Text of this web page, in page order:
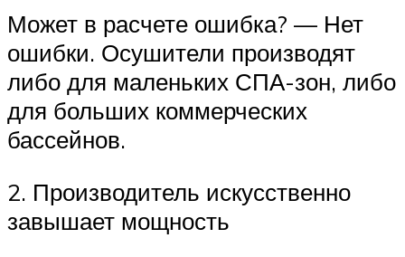
Может в расчете ошибка? — Нет
ошибки. Осушители производят
либо для маленьких СПА-зон, либо
для больших коммерческих
бассейнов.
2. Производитель искусственно
завышает мощность